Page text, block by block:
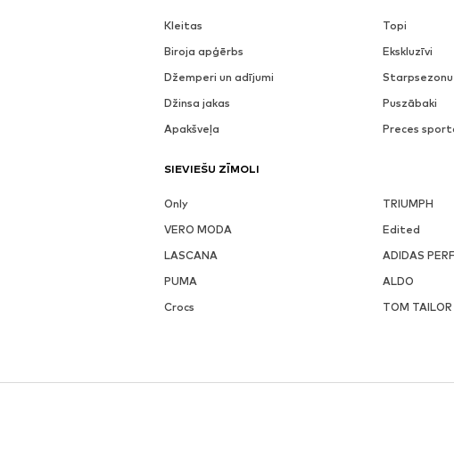
Kleitas Topi
Biroja apģērbs
Ekskluzīvi
Džemperi un adījumi
Starpsezonu
Džinsa jakas
Puszābaki
Apakšveļa
Preces
SIEVIEŠU ZĪMOLI
Only TRIUMPH
VERO MODA
Edited
LASCANA
ADIDAS
PUMA
ALDO
Crocs
TOM TAILOR